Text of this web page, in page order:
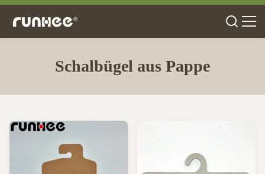
Schalbügel aus Pappe